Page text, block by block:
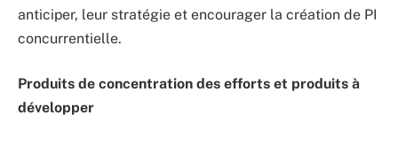
anticiper, leur stratégie et encourager la création de PI
concurrentielle.
Produits de concentration des efforts et produits à
développer